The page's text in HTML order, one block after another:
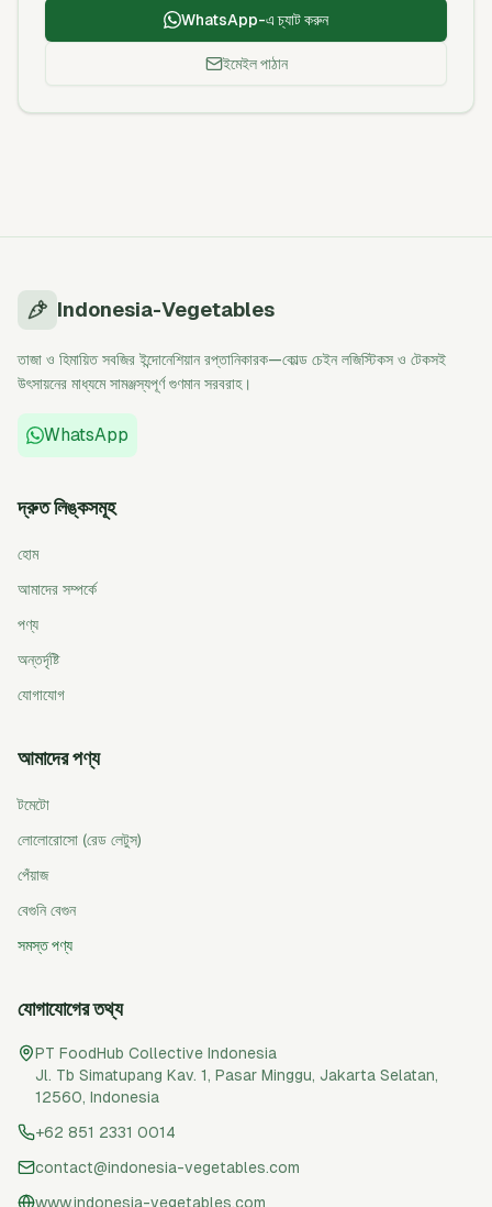
WhatsApp-এ চ্যাট করুন
ইমেইল পাঠান
Indonesia-Vegetables
তাজা ও হিমায়িত সবজির ইন্দোনেশিয়ান রপ্তানিকারক—কোল্ড চেইন লজিস্টিকস ও টেকসই
উৎসায়নের মাধ্যমে সামঞ্জস্যপূর্ণ গুণমান সরবরাহ।
WhatsApp
দ্রুত লিঙ্কসমূহ
হোম
আমাদের সম্পর্কে
পণ্য
অন্তর্দৃষ্টি
যোগাযোগ
আমাদের পণ্য
টমেটো
লোলোরোসো (রেড লেটুস)
পেঁয়াজ
বেগুনি বেগুন
সমস্ত পণ্য
যোগাযোগের তথ্য
PT FoodHub Collective Indonesia
Jl. Tb Simatupang Kav. 1, Pasar Minggu, Jakarta Selatan,
12560, Indonesia
+62 851 2331 0014
contact@indonesia-vegetables.com
www.indonesia-vegetables.com